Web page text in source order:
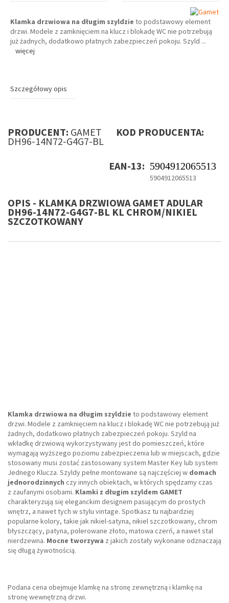
Klamka drzwiowa na długim szyldzie to podstawowy element
drzwi. Modele z zamknięciem na klucz i blokadę WC nie potrzebują
już żadnych, dodatkowo płatnych zabezpieczeń pokoju. Szyld ...
więcej
Szczegółowy opis
PRODUCENT: GAMET KOD PRODUCENTA:
DH96-14N72-G4G7-BL
EAN-13: 5904912065513
5904912065513
OPIS - KLAMKA DRZWIOWA GAMET ADULAR
DH96-14N72-G4G7-BL KL CHROM/NIKIEL
SZCZOTKOWANY
Klamka drzwiowa na długim szyldzie to podstawowy element
drzwi. Modele z zamknięciem na klucz i blokadę WC nie potrzebują już
żadnych, dodatkowo płatnych zabezpieczeń pokoju. Szyld na
wkładkę drzwiową wykorzystywany jest do pomieszczeń, które
wymagają wyższego poziomu zabezpieczenia lub w miejscach, gdzie
stosowany musi zostać zastosowany system Master Key lub system
Jednego Klucza. Szyldy pełne montowane są najczęściej w domach
jednorodzinnych czy innych obiektach, w których spędzamy czas
z zaufanymi osobami. Klamki z długim szyldem GAMET
charakteryzują się eleganckim designem pasującym do prostych
wnętrz, a nawet tych w stylu vintage. Spotkasz tu najbardziej
popularne kolory, takie jak nikiel-satyna, nikiel szczotkowany, chrom
błyszczący, patyna, polerowane złoto, matowa czerń, a nawet stal
nierdzewna. Mocne tworzywa z jakich zostały wykonane odznaczają
się długą żywotnością.
Podana cena obejmuje klamkę na stronę zewnętrzną i klamkę na
stronę wewnętrzną drzwi.